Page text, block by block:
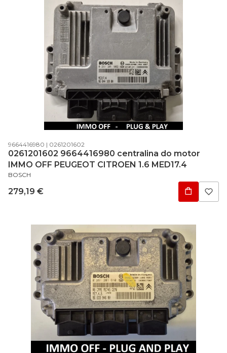
Código do produto
9664416980 Código do fabricante
0261201602
0261201602 9664416980 centralina do motor
IMMO OFF PEUGEOT CITROEN 1.6 MED17.4
FABRICANTE
BOSCH
Preço
279,19 €